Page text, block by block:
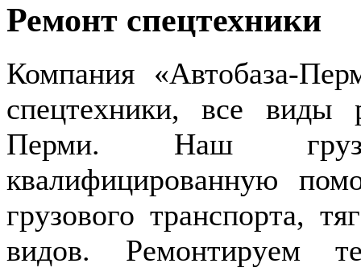
Ремонт спецтехники
Компания «Автобаза-
спецтехники, все виды
Перми. Наш
квалифицированную
грузового транспорта,
видов. Ремонтируем